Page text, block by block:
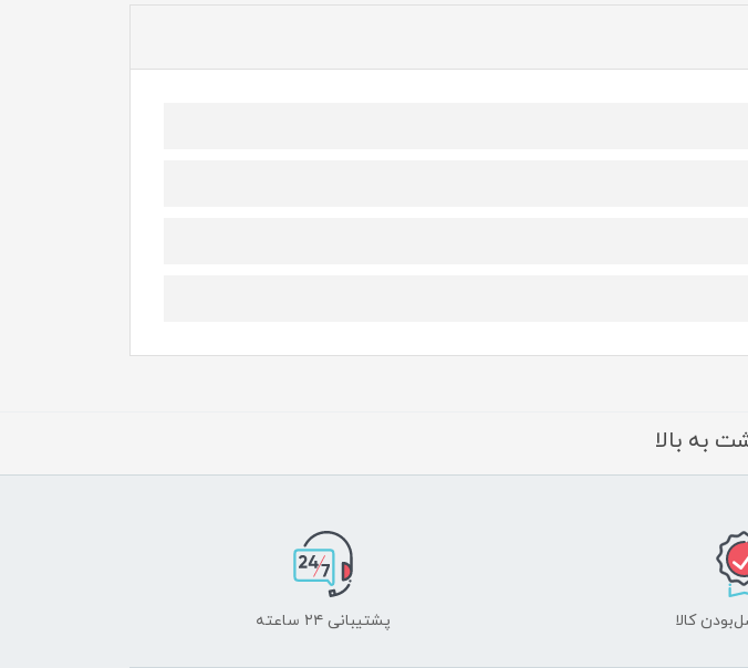
به بالا
کالا پشتیبانی ۲۴ ساعته